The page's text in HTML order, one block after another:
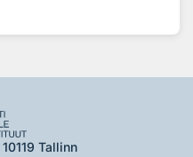
Tallinn